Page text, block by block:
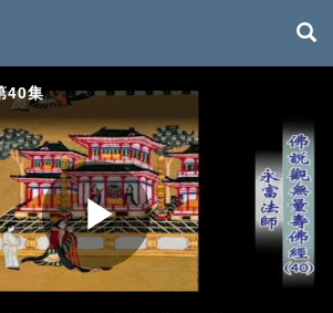
40集
Play